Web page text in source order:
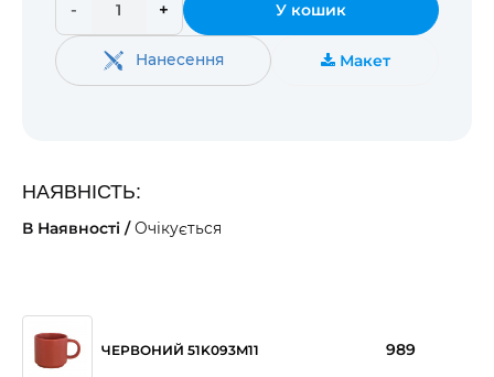
- + У кошик
Нанесення Макет
НАЯВНІСТЬ:
В Наявності /Очікується
ЧЕРВОНИЙ 51K093M11 989